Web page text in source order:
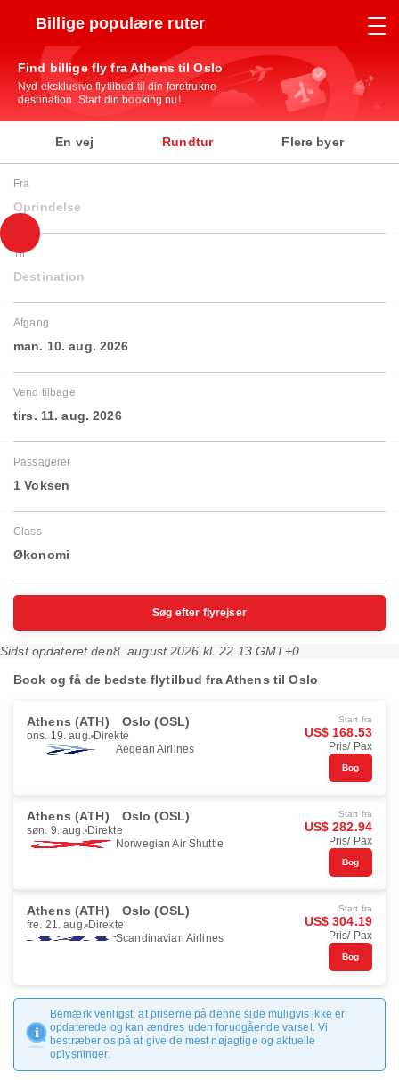
Billige populære ruter
Find billige fly fra Athens til Oslo
Nyd eksklusive flytilbud til din foretrukne
destination. Start din booking nu!
En vej Rundtur Flere byer
Fra
Oprindelse
Til
Destination
Afgang
man. 10. aug. 2026
Vend tilbage
tirs. 11. aug. 2026
Passagerer
1 Voksen
Class
Økonomi
Søg efter flyrejser
Sidst opdateret den8. august 2026 kl. 22.13 GMT+0
Book og få de bedste flytilbud fra Athens til Oslo
Athens (ATH) Oslo (OSL)
ons. 19. aug. Direkte
Aegean Airlines
Start fra
US$ 168.53
Pris/ Pax
Bog
Athens (ATH) Oslo (OSL)
søn. 9. aug. Direkte
Norwegian Air Shuttle
Start fra
US$ 282.94
Pris/ Pax
Bog
Athens (ATH) Oslo (OSL)
fre. 21. aug. Direkte
Scandinavian Airlines
Start fra
US$ 304.19
Pris/ Pax
Bog
Bemærk venligst, at priserne på denne side muligvis ikke er
opdaterede og kan ændres uden forudgående varsel. Vi
bestræber os på at give de mest nøjagtige og aktuelle
oplysninger.